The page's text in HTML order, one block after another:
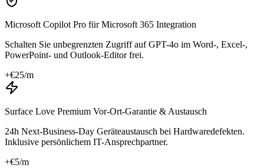
Microsoft Copilot Pro für Microsoft 365 Integration
Schalten Sie unbegrenzten Zugriff auf GPT-4o im Word-, Excel-,
PowerPoint- und Outlook-Editor frei.
+€25/m
Surface Love Premium Vor-Ort-Garantie & Austausch
24h Next-Business-Day Geräteaustausch bei Hardwaredefekten.
Inklusive persönlichem IT-Ansprechpartner.
+€5/m